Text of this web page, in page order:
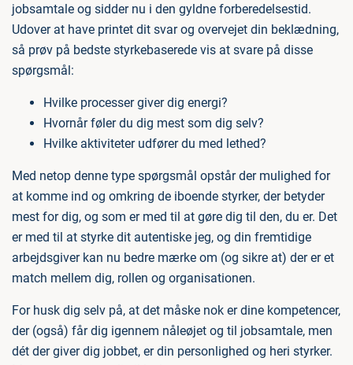
jobsamtale og sidder nu i den gyldne forberedelsestid.
Udover at have printet dit svar og overvejet din beklædning,
så prøv på bedste styrkebaserede vis at svare på disse
spørgsmål:
Hvilke processer giver dig energi?
Hvornår føler du dig mest som dig selv?
Hvilke aktiviteter udfører du med lethed?
Med netop denne type spørgsmål opstår der mulighed for
at komme ind og omkring de iboende styrker, der betyder
mest for dig, og som er med til at gøre dig til den, du er. Det
er med til at styrke dit autentiske jeg, og din fremtidige
arbejdsgiver kan nu bedre mærke om (og sikre at) der er et
match mellem dig, rollen og organisationen.
For husk dig selv på, at det måske nok er dine kompetencer,
der (også) får dig igennem nåleøjet og til jobsamtale, men
dét der giver dig jobbet, er din personlighed og heri styrker.